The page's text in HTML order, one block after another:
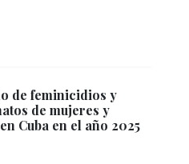
de feminicidios y
de mujeres y
Cuba en el año 2025